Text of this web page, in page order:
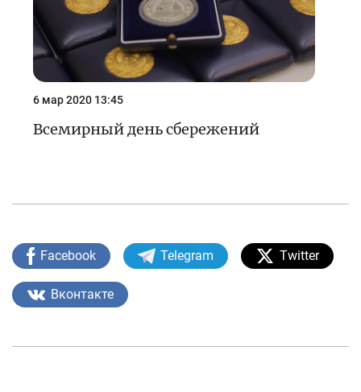
6 мар 2020 13:45
Всемирный день сбережений
Facebook Telegram Twitter
Вконтакте